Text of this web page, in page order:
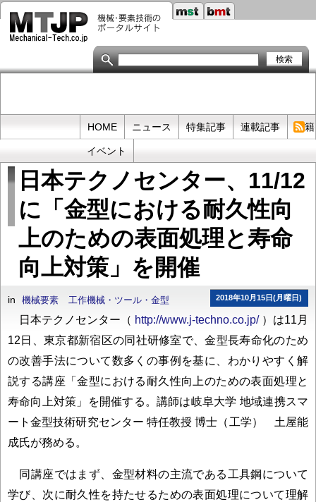
メ
イ
テ
HOME ニュース 特集記事 連載記事 書
イベント
日本テクノセンター、11/12
に「金型における耐久性向
上のための表面処理と寿命
向上対策」を開催
2018年10月15日(月曜日)
in 機械要素 工作機械・ツール・金型
日本テクノセンター（ http://www.j-techno.co.jp/）は11月
12日、東京都新宿区の同社研修室で、金型長寿命化のため
の改善手法について数多くの事例を基に、わかりやすく解
説する講座「金型における耐久性向上のための表面処理と
寿命向上対策」を開催する。講師は岐阜大学 地域連携スマ
ート金型技術研究センター 特任教授 博士（工学） 土屋能
成氏が務める。
同講座ではまず、金型材料の主流である工具鋼について
学び、次に耐久性を持たせるための表面処理について理解